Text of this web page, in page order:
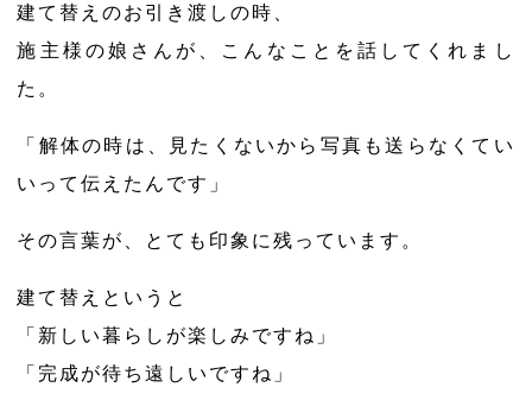
建て替えのお引き渡しの時、
施主様の娘さんが、こんなことを話してくれまし
た。
「解体の時は、見たくないから写真も送らなくてい
いって伝えたんです」
その言葉が、とても印象に残っています。
建て替えというと
「新しい暮らしが楽しみですね」
「完成が待ち遠しいですね」